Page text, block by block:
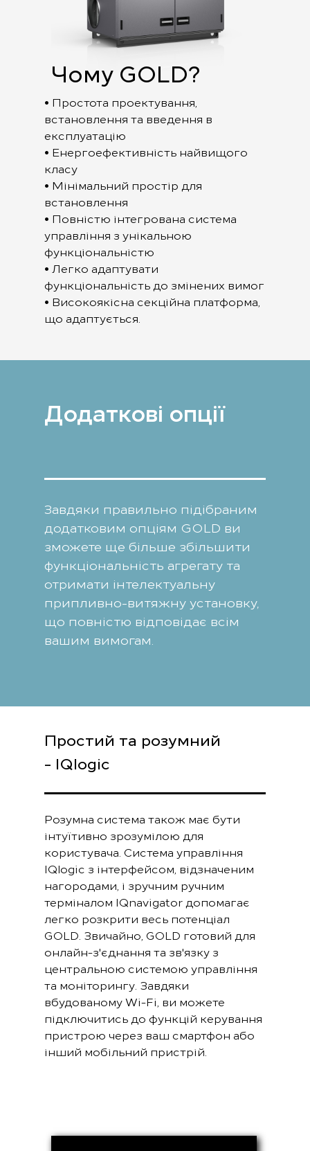
Чому GOLD?
• Простота проектування,
встановлення та введення в
експлуатацію
• Енергоефективність найвищого
класу
• Мінімальний простір для
встановлення
• Повністю інтегрована система
управління з унікальною
функціональністю
• Легко адаптувати
функціональність до змінених вимог
• Високоякісна секційна платформа,
що адаптується.
Додаткові опції
Завдяки правильно підібраним
додатковим опціям GOLD ви
зможете ще більше збільшити
функціональність агрегату та
отримати інтелектуальну
припливно-витяжну установку,
що повністю відповідає всім
вашим вимогам.
Простий та розумний
- IQlogic
Розумна система також має бути
інтуїтивно зрозумілою для
користувача. Система управління
IQlogic з інтерфейсом, відзначеним
нагородами, і зручним ручним
терміналом IQnavigator допомагає
легко розкрити весь потенціал
GOLD. Звичайно, GOLD готовий для
онлайн-з'єднання та зв'язку з
центральною системою управління
та моніторингу. Завдяки
вбудованому Wi-Fi, ви можете
підключитись до функцій керування
пристрою через ваш смартфон або
інший мобільний пристрій.